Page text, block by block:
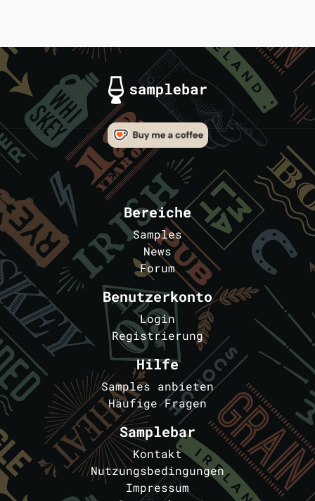
Bereiche
Samples
News
Forum
Benutzerkonto
Login
Registrierung
Hilfe
Samples anbieten
Häufige Fragen
Samplebar
Kontakt
Nutzungsbedingungen
Impressum